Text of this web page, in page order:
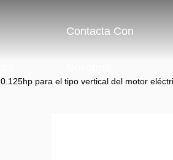
Contacta Con
para el tipo vertical del motor